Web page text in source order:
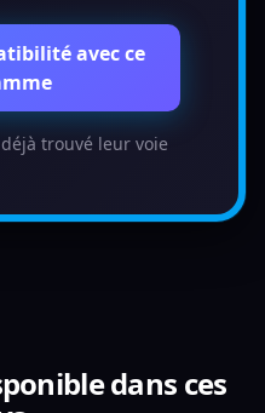
avec ce
trouvé leur voie
dans ces